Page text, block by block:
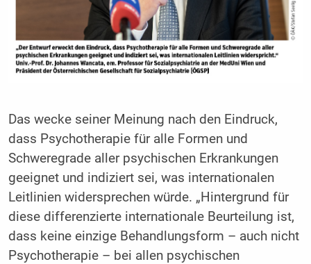
Das wecke seiner Meinung nach den Eindruck,
dass Psychotherapie für alle Formen und
Schweregrade aller psychischen Erkrankungen
geeignet und indiziert sei, was internationalen
Leitlinien widersprechen würde. „Hintergrund für
diese differenzierte internationale Beurteilung ist,
dass keine einzige Behandlungsform – auch nicht
Psychotherapie – bei allen psychischen